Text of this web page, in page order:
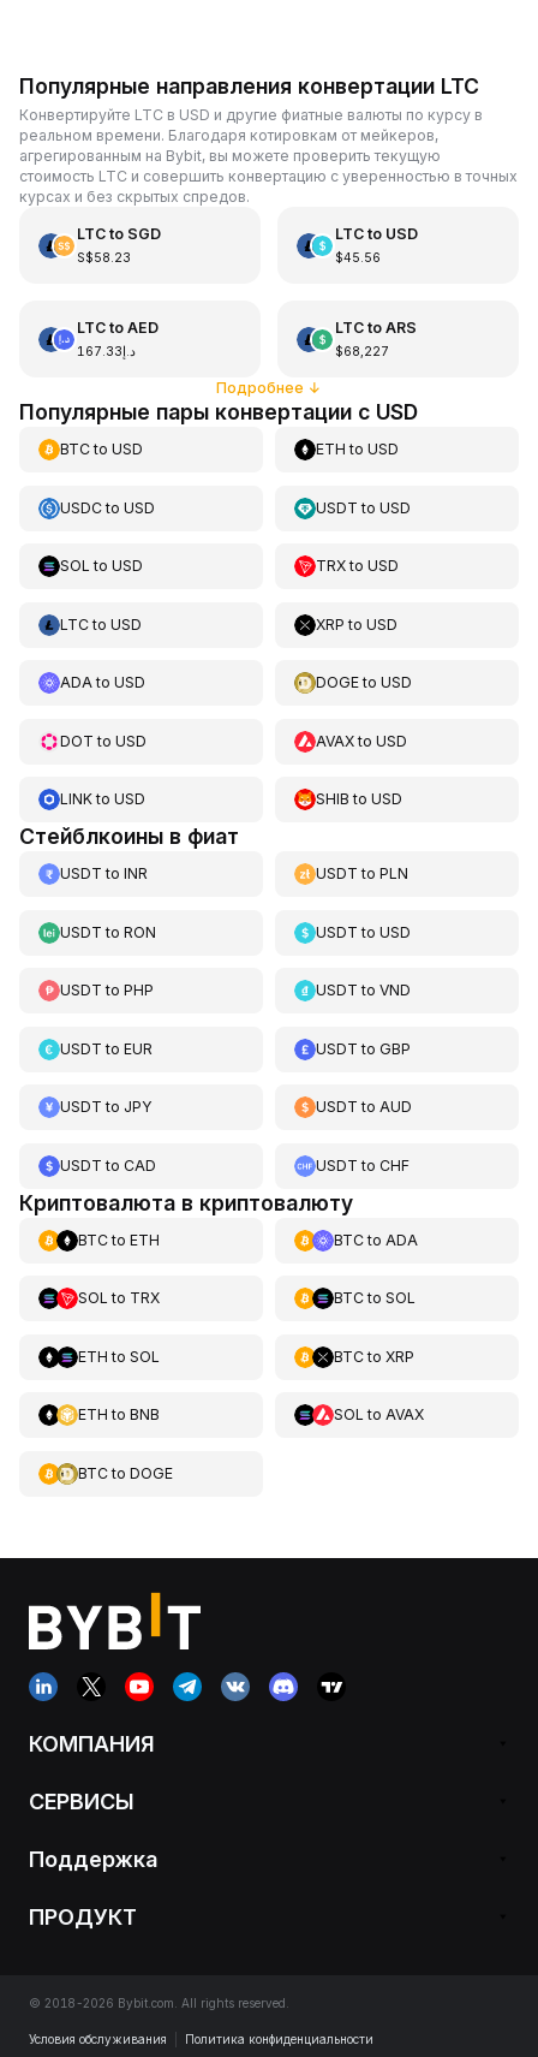
Популярные направления конвертации LTC
Конвертируйте LTC в USD и другие фиатные валюты по курсу в
реальном времени. Благодаря котировкам от мейкеров,
агрегированным на Bybit, вы можете проверить текущую
стоимость LTC и совершить конвертацию с уверенностью в точных
курсах и без скрытых спредов.
LTCto SGD
S$58.23
LTCto USD
$45.56
LTCto AED
د.إ167.33
LTCto ARS
$68,227
Подробнее ↓
Популярные пары конвертации с USD
BTCto USD ETH toUSD
USDCto USD USDT toUSD
SOL to USD TRXtoUSD
LTCto USD XRP toUSD
ADAto USD DOGEtoUSD
DOT to USD AVAXtoUSD
LINKto USD SHIB toUSD
Стейблкоины в фиат
USDT to INR USDT toPLN
USDT to RON USDT toUSD
USDT to PHP USDT toVND
USDT to EUR USDT toGBP
USDT to JPY USDT toAUD
USDT to CAD USDT toCHF
Криптовалюта в криптовалюту
BTCto ETH BTCto ADA
SOL to TRX BTCto SOL
ETH to SOL BTCto XRP
ETH to BNB SOL to AVAX
BTCto DOGE
КОМПАНИЯ
СЕРВИСЫ
Поддержка
ПРОДУКТ
© 2018-2026 Bybit.com. All rights reserved.
Условия обслуживания Политика конфиденциальности